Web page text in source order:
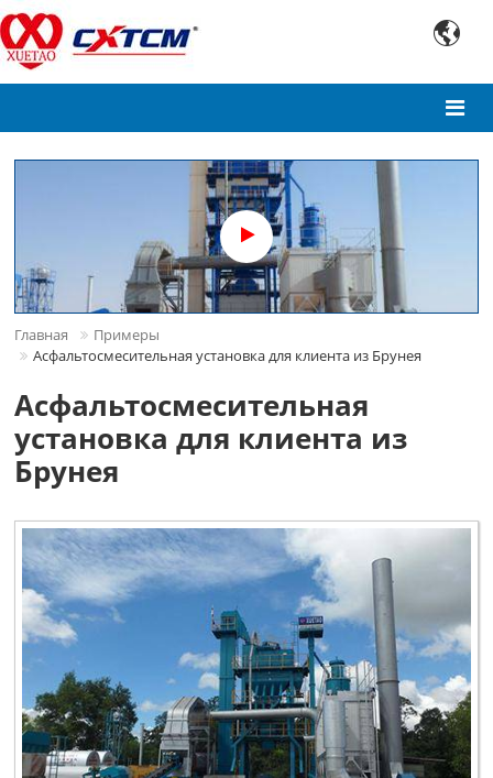

Главная
Примеры
Асфальтосмесительная установка для клиента из Брунея
Асфальтосмесительная
установка для клиента из
Брунея